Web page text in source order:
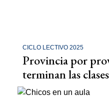
CICLO LECTIVO 2025
Provincia por
terminan las